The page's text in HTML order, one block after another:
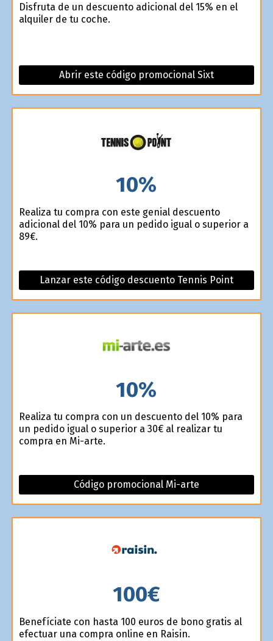
Disfruta de un descuento adicional del 15% en el
alquiler de tu coche.
Abrir este código promocional Sixt
10%
Realiza tu compra con este genial descuento
adicional del 10% para un pedido igual o superior a
89€.
Lanzar este código descuento Tennis Point
10%
Realiza tu compra con un descuento del 10% para
un pedido igual o superior a 30€ al realizar tu
compra en Mi-arte.
Código promocional Mi-arte
100€
Benefíciate con hasta 100 euros de bono gratis al
efectuar una compra online en Raisin.